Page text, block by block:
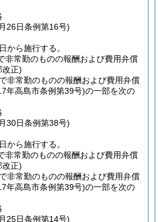
26日条例第16号)
から施行する。
非常勤のものの報酬および費用弁償
改正)
非常勤のものの報酬および費用弁償
年高島市条例第39号)の一部を次の
30日条例第38号)
から施行する。
非常勤のものの報酬および費用弁償
改正)
非常勤のものの報酬および費用弁償
年高島市条例第39号)の一部を次の
25日条例第14号)